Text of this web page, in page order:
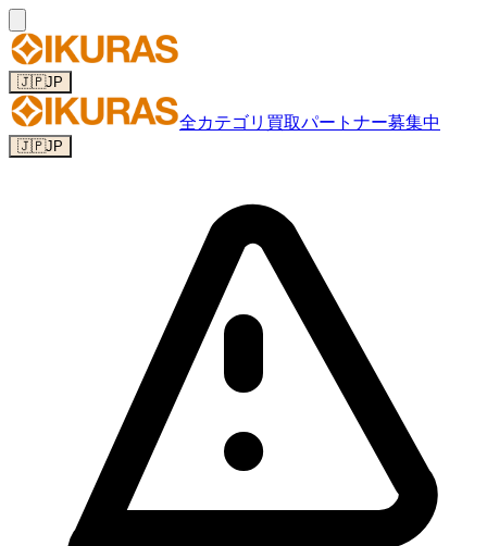
🇯🇵JP
全カテゴリ 買取パートナー募集中
🇯🇵JP